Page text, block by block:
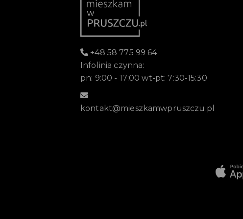
+48 58 775 99 64
Infolinia czynna:
pn: 9:00 - 17:00 wt-pt: 7:30-15:30
kontakt@mieszkamwpruszczu.pl